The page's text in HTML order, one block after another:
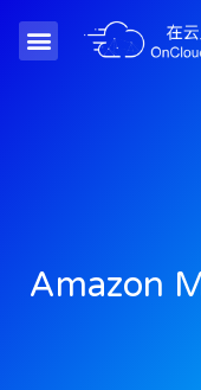
Amazon